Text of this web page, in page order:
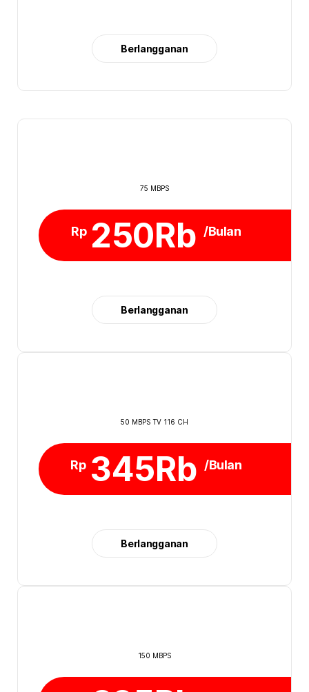
Berlangganan
75 MBPS
Rp 250Rb /Bulan
Berlangganan
50 MBPS TV 116 CH
Rp 345Rb /Bulan
Berlangganan
150 MBPS